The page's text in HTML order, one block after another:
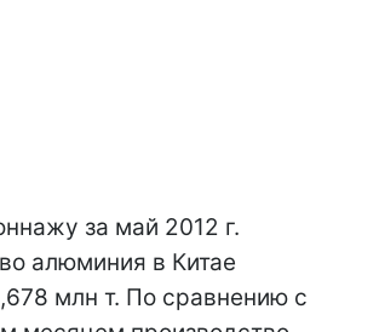
за май 2012 г.
алюминия в Китае
млн т. По сравнению с